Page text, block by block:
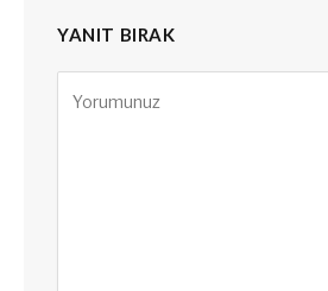
YANIT BIRAK